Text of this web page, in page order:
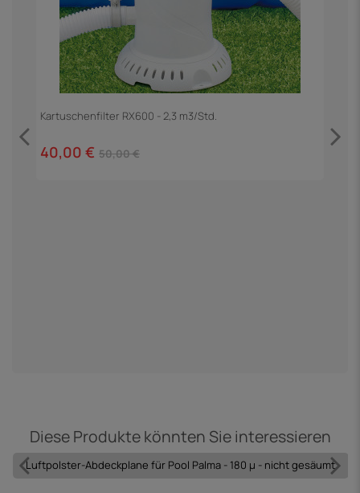
Kartuschenfilter RX600 - 2,3 m3/Std.
40,00 € 50,00 €
Diese Produkte könnten Sie interessieren
Luftpolster-Abdeckplane für Pool Palma - 180 µ - nicht gesäumt